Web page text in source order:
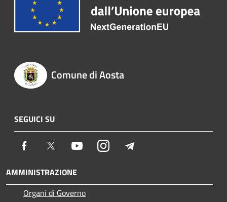
Comune di Aosta
SEGUICI SU
Facebook Twitter YoutubeInstagram
AMMINISTRAZIONE
Organi di Governo